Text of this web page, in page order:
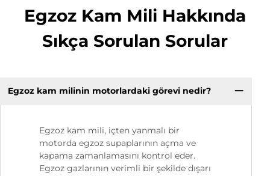
Egzoz Kam Mili Hakkında
Sıkça Sorulan Sorular
Egzoz kam milinin motorlardaki görevi nedir?
Egzoz kam mili, içten yanmalı bir
motorda egzoz supaplarının açma ve
kapama zamanlamasını kontrol eder.
Egzoz gazlarının verimli bir şekilde dışarı